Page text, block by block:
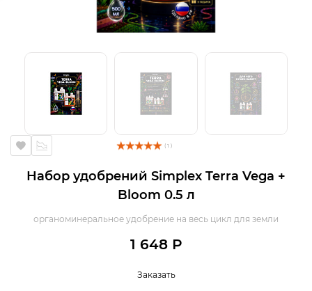
( 1 )
Набор удобрений Simplex Terra Vega +
Bloom 0.5 л
органоминеральное удобрение на весь цикл для земли
1 648 Р
Заказать